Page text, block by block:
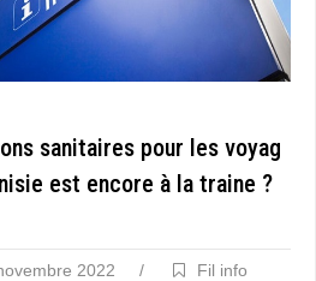
sanitaires pour les voyag
est encore à la traine ?
2022 /
Fil info